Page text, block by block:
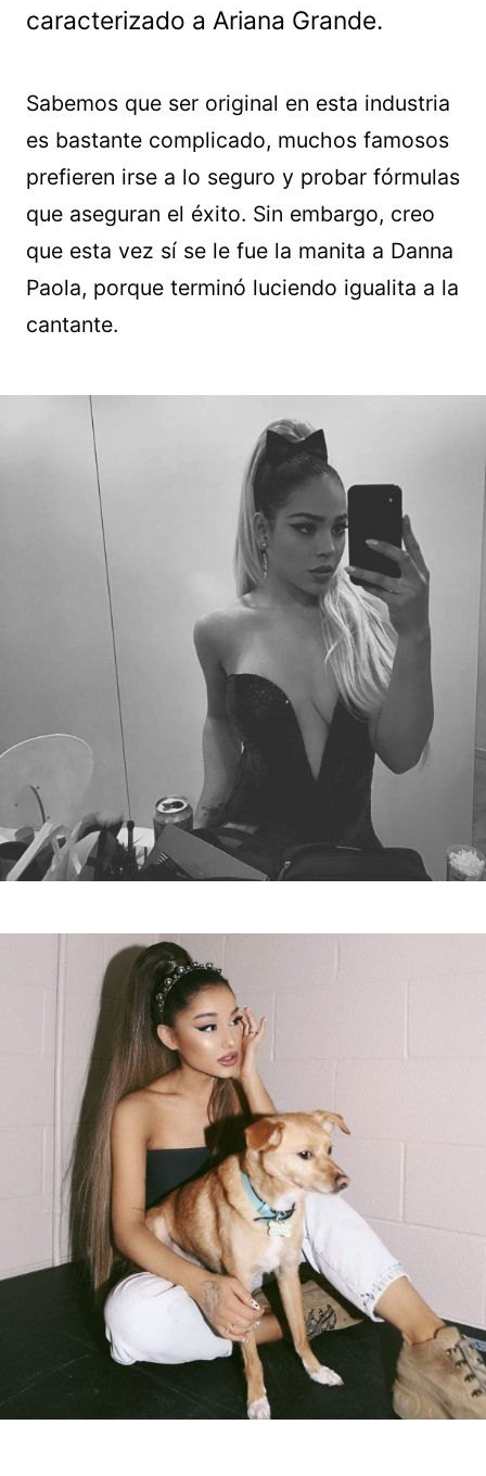
caracterizado a Ariana Grande.
Sabemos que ser original en esta industria
es bastante complicado, muchos famosos
prefieren irse a lo seguro y probar fórmulas
que aseguran el éxito. Sin embargo, creo
que esta vez sí se le fue la manita a Danna
Paola, porque terminó luciendo igualita a la
cantante.